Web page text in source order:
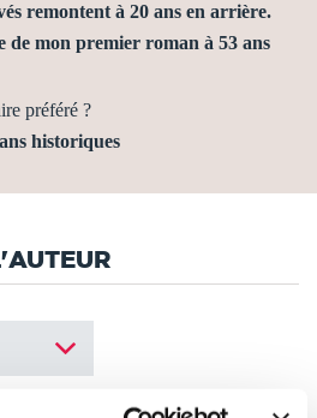
remontent à 20 ans en arrière.
de mon premier roman à 53 ans
préféré ?
historiques